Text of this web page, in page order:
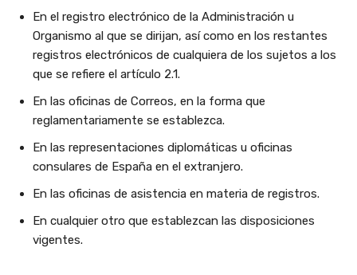
En el registro electrónico de la Administración u
Organismo al que se dirijan, así como en los restantes
registros electrónicos de cualquiera de los sujetos a los
que se refiere el artículo 2.1.
En las oficinas de Correos, en la forma que
reglamentariamente se establezca.
En las representaciones diplomáticas u oficinas
consulares de España en el extranjero.
En las oficinas de asistencia en materia de registros.
En cualquier otro que establezcan las disposiciones
vigentes.